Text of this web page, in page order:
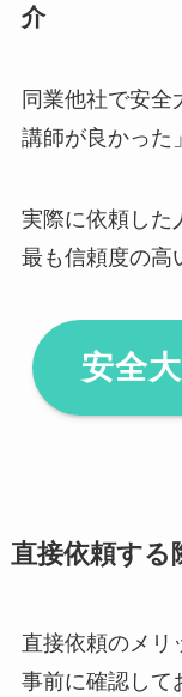
介
同業他社で安
講師が良かった
実際に依頼した
最も信頼度の高
安全
直接依頼する
直接依頼のメリ
事前に確認して